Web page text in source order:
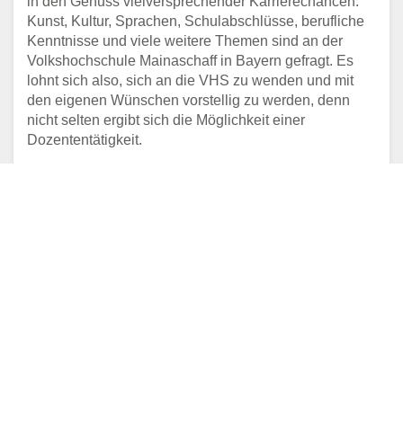
Kunst, Kultur, Sprachen, Schulabschlüsse, berufliche
Kenntnisse und viele weitere Themen sind an der
Volkshochschule Mainaschaff in Bayern gefragt. Es
lohnt sich also, sich an die VHS zu wenden und mit
den eigenen Wünschen vorstellig zu werden, denn
nicht selten ergibt sich die Möglichkeit einer
Dozententätigkeit.